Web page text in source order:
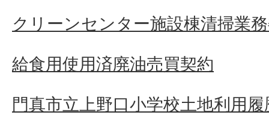
クリーンセンター施設棟清掃業
給食用使用済廃油売買契約
門真市立上野口小学校土地利用